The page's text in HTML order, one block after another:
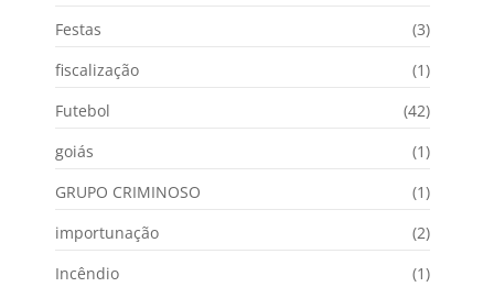
Festas
(3)
fiscalização
(1)
Futebol
(42)
goiás
(1)
GRUPO CRIMINOSO
(1)
importunação
(2)
Incêndio
(1)